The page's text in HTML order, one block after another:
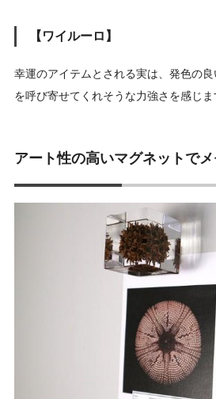
【ワイルーロ】
幸運のアイテムとされる実は、発色の
を呼び寄せてくれそうな力強さを感じま
アート性の高いマグネットでメ